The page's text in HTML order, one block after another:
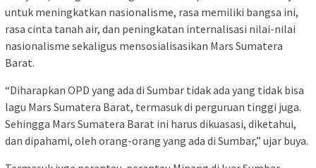
untuk meningkatkan nasionalisme, rasa memiliki bangsa ini,
rasa cinta tanah air, dan peningkatan internalisasi nilai-nilai
nasionalisme sekaligus mensosialisasikan Mars Sumatera
Barat.
“Diharapkan OPD yang ada di Sumbar tidak ada yang tidak bisa
lagu Mars Sumatera Barat, termasuk di perguruan tinggi juga.
Sehingga Mars Sumatera Barat ini harus dikuasasi, diketahui,
dan dipahami, oleh orang-orang yang ada di Sumbar,” ujar buya.